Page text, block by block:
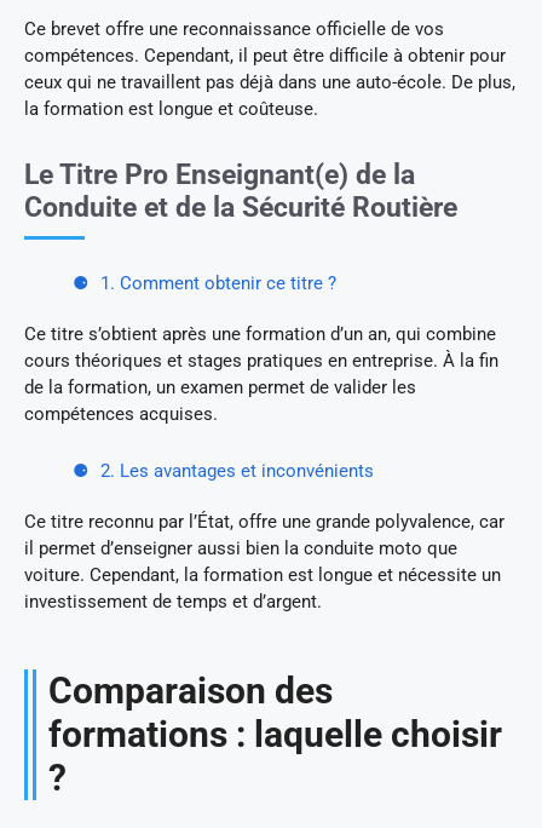
Ce brevet offre une reconnaissance officielle de vos
compétences. Cependant, il peut être difficile à obtenir pour
ceux qui ne travaillent pas déjà dans une auto-école. De plus,
la formation est longue et coûteuse.
Le Titre Pro Enseignant(e) de la
Conduite et de la Sécurité Routière
1. Comment obtenir ce titre ?
Ce titre s’obtient après une formation d’un an, qui combine
cours théoriques et stages pratiques en entreprise. À la fin
de la formation, un examen permet de valider les
compétences acquises.
2. Les avantages et inconvénients
Ce titre reconnu par l’État, offre une grande polyvalence, car
il permet d’enseigner aussi bien la conduite moto que
voiture. Cependant, la formation est longue et nécessite un
investissement de temps et d’argent.
Comparaison des
formations : laquelle choisir
?